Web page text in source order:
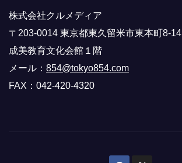
株式会社クルメディア
〒203-0014 東京都東久留米市東本町8-14
成美教育文化会館１階
メール： 854@tokyo854.com
FAX：042-420-4320